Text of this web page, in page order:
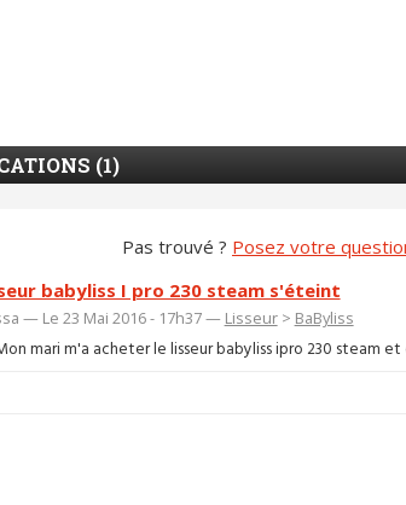
(1)
Pas trouvé ? Posez votre
babyliss I pro 230 steam s'éteint
— Le 23 Mai 2016 - 17h37 — Lisseur> BaByliss
mari m'a acheter le lisseur babyliss ipro 230 steam